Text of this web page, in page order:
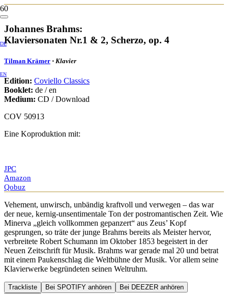
DE
EN
Johannes Brahms:
Klaviersonaten Nr.1 & 2, Scherzo, op. 4
Tilman Krämer ⋅ Klavier
Edition: Coviello Classics
Booklet: de / en
Medium: CD / Download
COV 50913
Eine Koproduktion mit:
JPC
Amazon
Qobuz
Vehement, unwirsch, unbändig kraftvoll und verwegen – das war
der neue, kernig-unsentimentale Ton der postromantischen Zeit. Wie
Minerva „gleich vollkommen gepanzert“ aus Zeus’ Kopf
gesprungen, so träte der junge Brahms bereits als Meister hervor,
verbreitete Robert Schumann im Oktober 1853 begeistert in der
Neuen Zeitschrift für Musik. Brahms war gerade mal 20 und betrat
mit einem Paukenschlag die Weltbühne der Musik. Vor allem seine
Klavierwerke begründeten seinen Weltruhm.
Trackliste Bei SPOTIFY anhören
Bei DEEZER anhören